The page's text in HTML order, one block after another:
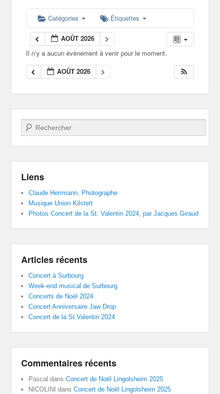
Catégories Étiquettes
AOÛT 2026
Il n’y a aucun évènement à venir pour le moment.
AOÛT 2026
Recherche
Liens
Claude Herrmann, Photographe
Musique Union Kilstett
Photos Concert de la St. Valentin 2024, par Jacques Giraud
Articles récents
Concert à Surbourg
Week-end musical de Surbourg
Concerts de Noël 2024
Concert Anniversaire Jaw Drop
Concert de la St Valentin 2024
Commentaires récents
Pascal dansConcert de Noël Lingolsheim 2025
NICOLINI
dansConcert de Noël Lingolsheim 2025